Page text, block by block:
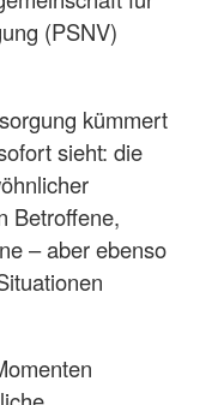
(PSNV)
kümmert
sieht: die
Betroffene,
– aber ebenso